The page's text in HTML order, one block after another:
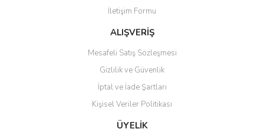
Ürün fiyatı diğer sitelerden daha pahalı.
Bu ürüne benzer farklı alternatifler olmalı.
Gönder
İletişim Formu
ALIŞVERİŞ
Mesafeli Satış Sözleşmesi
Gizlilik ve Güvenlik
İptal ve İade Şartları
Kişisel Veriler Politikası
ÜYELİK